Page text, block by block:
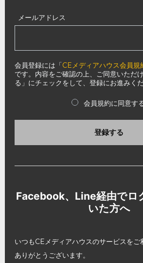
メールアドレス
会員登録には「CEメディアハウス会員規
です。内容をご確認の上、ご同意いただ
る」にチェックをして、登録にお進みくだ
会員規約に同意す
登録する
Facebook、Line経由でロ
いた方へ
いつもCEメディアハウスのサービスをご
ありがとうございます。